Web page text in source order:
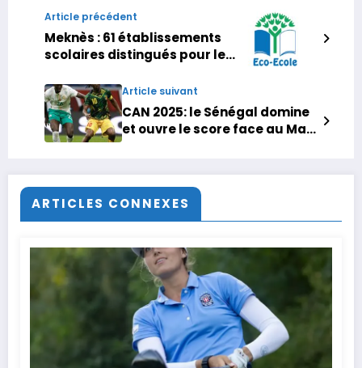
Article précédent
Meknès : 61 établissements
scolaires distingués pour leur
environnementalArticle suivant
CAN 2025: le Sénégal domine
et ouvre le score face au Mali,
ARTICLES CONNEXES